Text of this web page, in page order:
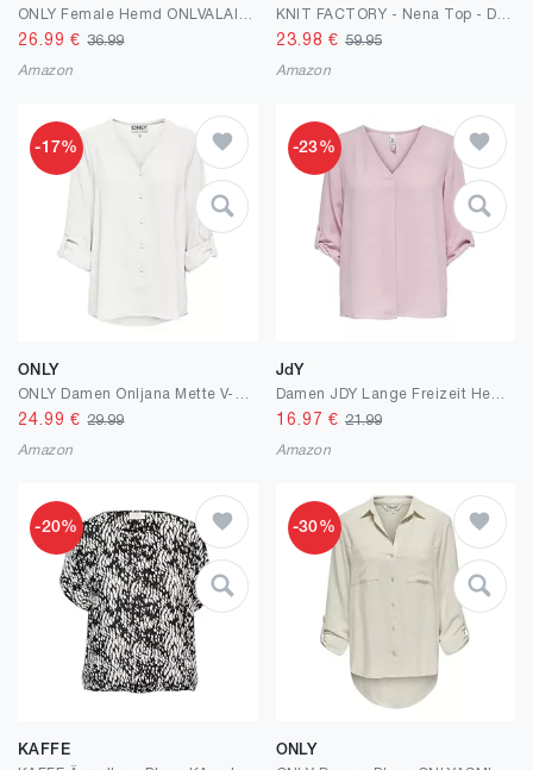
26.99 €36.99
Amazon
23.98 € 59.95
Amazon
-17%
ONLY
24.99 €29.99
Amazon
-23%
JdY
16.97 € 21.99
Amazon
-20%
KAFFE
-30%
ONLY